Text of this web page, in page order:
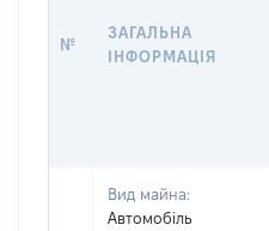
№
ЗАГАЛЬНА
ІНФОРМАЦІЯ
Вид майна:
Автомобіль